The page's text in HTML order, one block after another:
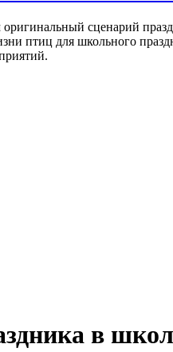
оригинальный сценарий
птиц для школьного
в